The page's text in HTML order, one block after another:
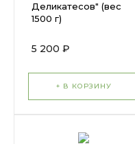
Деликатесов" (вес
1500 г)
5 200 ₽
+ В КОРЗИНУ